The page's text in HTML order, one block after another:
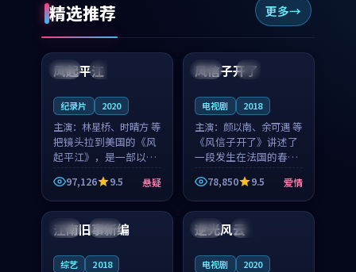
精选推荐 更多
美国 完结
99:07
风起平江
纪录片 2020
主演： 林星桥、时晴方 等
把镜头拉到美国的《风
起平江》，是一部以时
光记忆为底色的悬疑作
品。林星桥和时晴方贡
献了2020年颇受关注的
合作演出，影片在情感
层次与现实质感之间
97,126 9.5 悬疑
法国 4K
99:21
风信子开了
电视剧 2018
主演： 颜以南、余可遇 等
《风信子开了》讲述了
一段发生在法国的春日
漫步故事。颜以南饰演
的主角与余可遇的角色
因一场意外卷入更深的
纠葛，爱情元素贯穿始
终，节奏稳健而富有张
78,850 9.5 爱情
日本 院线
江南旧事新编
综艺 2018
日本 热播
逆光风云
电视剧 2020